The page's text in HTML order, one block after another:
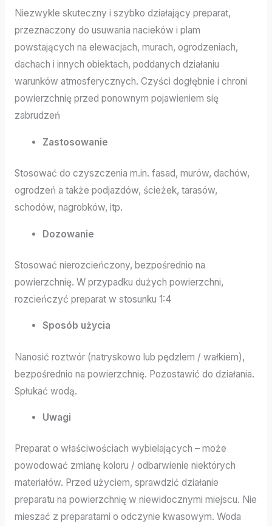
Niezwykle skuteczny i szybko działający preparat,
przeznaczony do usuwania nacieków i plam
powstających na elewacjach, murach, ogrodzeniach,
dachach i innych obiektach, poddanych działaniu
warunków atmosferycznych. Czyści dogłębnie i chroni
powierzchnię przed ponownym pojawieniem się
zabrudzeń
Zastosowanie
Stosować do czyszczenia m.in. fasad, murów, dachów,
ogrodzeń a także podjazdów, ścieżek, tarasów,
schodów, nagrobków, itp.
Dozowanie
Stosować nierozcieńczony, bezpośrednio na
powierzchnię. W przypadku dużych powierzchni,
rozcieńczyć preparat w stosunku 1:4
Sposób użycia
Nanosić roztwór (natryskowo lub pędzlem / wałkiem),
bezpośrednio na powierzchnię. Pozostawić do działania.
Spłukać wodą.
Uwagi
Preparat o właściwościach wybielających – może
powodować zmianę koloru / odbarwienie niektórych
materiałów. Przed użyciem, sprawdzić działanie
preparatu na powierzchnię w niewidocznymi miejscu. Nie
mieszać z preparatami o odczynie kwasowym. Woda